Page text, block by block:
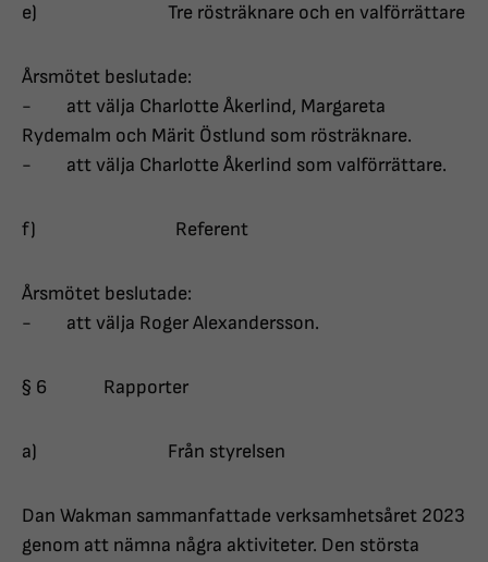
e) Tre rösträknare och en valförrättare
Årsmötet beslutade:
- att välja Charlotte Åkerlind, Margareta
Rydemalm och Märit Östlund som rösträknare.
- att välja Charlotte Åkerlind som valförrättare.
f) Referent
Årsmötet beslutade:
- att välja Roger Alexandersson.
§ 6 Rapporter
a) Från styrelsen
Dan Wakman sammanfattade verksamhetsåret 2023
genom att nämna några aktiviteter. Den största